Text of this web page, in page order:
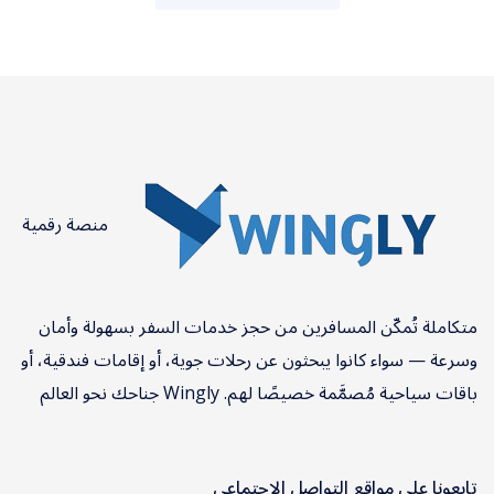
منصة رقمية
متكاملة تُمكّن المسافرين من حجز خدمات السفر بسهولة وأمان
وسرعة — سواء كانوا يبحثون عن رحلات جوية، أو إقامات فندقية، أو
باقات سياحية مُصمَّمة خصيصًا لهم. Wingly جناحك نحو العالم
تابعونا على مواقع التواصل الاجتماعي